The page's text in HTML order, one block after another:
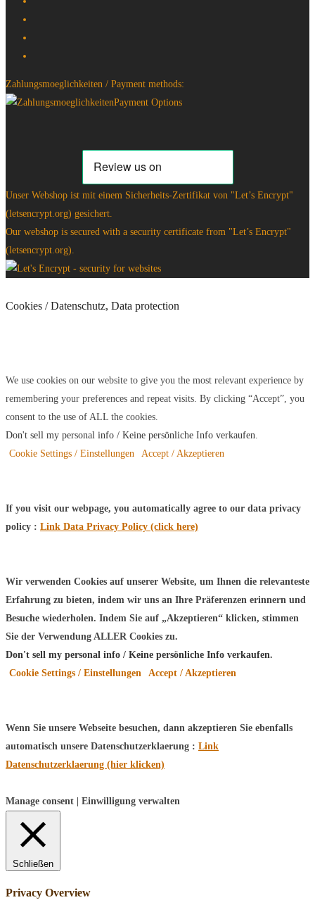
Zahlungsmoeglichkeiten / Payment methods:
Unser Webshop ist mit einem Sicherheits-Zertifikat von "Let’s Encrypt"
(letsencrypt.org) gesichert.
Our webshop is secured with a security certificate from "Let’s Encrypt"
(letsencrypt.org).
Cookies / Datenschutz, Data protection
We use cookies on our website to give you the most relevant experience by
remembering your preferences and repeat visits. By clicking “Accept”, you
consent to the use of ALL the cookies.
Don't sell my personal info / Keine persönliche Info verkaufen
Cookie Settings / Einstellungen
Accept / Akzeptieren
If you visit our webpage, you automatically agree to our data privacy
policy : Link Data Privacy Policy (click here)
Wir verwenden Cookies auf unserer Website, um Ihnen die relevanteste
Erfahrung zu bieten, indem wir uns an Ihre Präferenzen erinnern und
Besuche wiederholen. Indem Sie auf „Akzeptieren“ klicken, stimmen
Sie der Verwendung ALLER Cookies zu.
Don't sell my personal info / Keine persönliche Info verkaufen.
Cookie Settings / Einstellungen
Accept / Akzeptieren
Wenn Sie unsere Webseite besuchen, dann akzeptieren Sie ebenfalls
automatisch unsere Datenschutzerklaerung : Link
Datenschutzerklaerung (hier klicken)
Manage consent | Einwilligung verwalten
Schließen
Privacy Overview